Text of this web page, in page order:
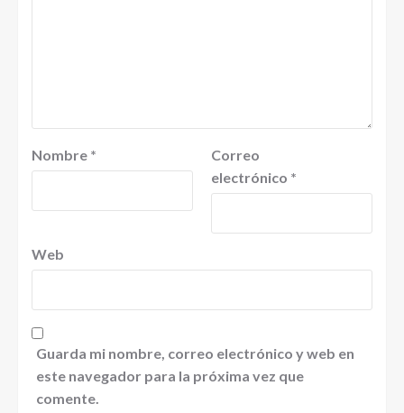
Nombre *
Correo
electrónico *
Web
Guarda mi nombre, correo electrónico y web en
este navegador para la próxima vez que
comente.